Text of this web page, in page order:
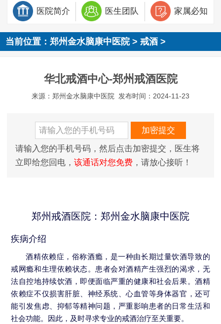
医院简介 医生团队 家属必知
当前位置：郑州金水脑康中医院>戒酒 >
华北戒酒中心-郑州戒酒医院
来源：郑州金水脑康中医院 发布时间：2024-11-23
请输入您的手机号码，然后点击加密提交，医生将
立即给您回电， 该通话对您免费，请放心接听！
郑州戒酒医院：郑州金水脑康中医院
疾病介绍
酒精依赖症，俗称酒瘾，是一种由长期过量饮酒导致的
戒网瘾和生理依赖状态。患者会对酒精产生强烈的渴求，无
法自控地持续饮酒，即便面临严重的健康和社会后果。酒精
依赖症不仅损害肝脏、神经系统、心血管等身体器官，还可
能引发焦虑、抑郁等精神问题，严重影响患者的日常生活和
社会功能。因此，及时寻求专业的戒酒治疗至关重要。